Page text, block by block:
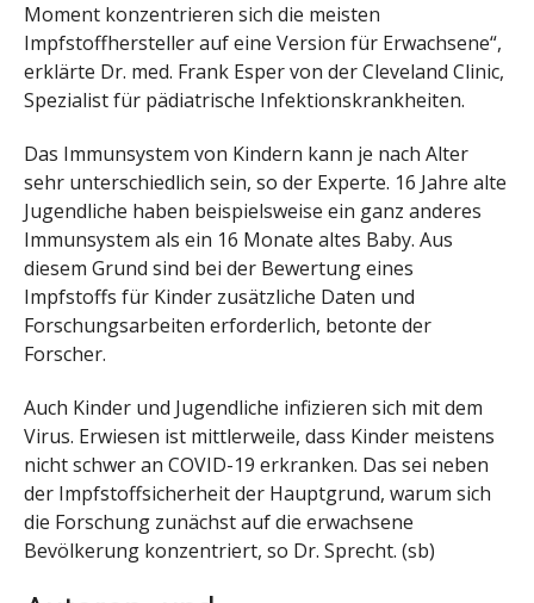
Moment konzentrieren sich die meisten
Impfstoffhersteller auf eine Version für Erwachsene“,
erklärte Dr. med. Frank Esper von der Cleveland Clinic,
Spezialist für pädiatrische Infektionskrankheiten.
Das Immunsystem von Kindern kann je nach Alter
sehr unterschiedlich sein, so der Experte. 16 Jahre alte
Jugendliche haben beispielsweise ein ganz anderes
Immunsystem als ein 16 Monate altes Baby. Aus
diesem Grund sind bei der Bewertung eines
Impfstoffs für Kinder zusätzliche Daten und
Forschungsarbeiten erforderlich, betonte der
Forscher.
Auch Kinder und Jugendliche infizieren sich mit dem
Virus. Erwiesen ist mittlerweile, dass Kinder meistens
nicht schwer an COVID-19 erkranken. Das sei neben
der Impfstoffsicherheit der Hauptgrund, warum sich
die Forschung zunächst auf die erwachsene
Bevölkerung konzentriert, so Dr. Sprecht. (sb)